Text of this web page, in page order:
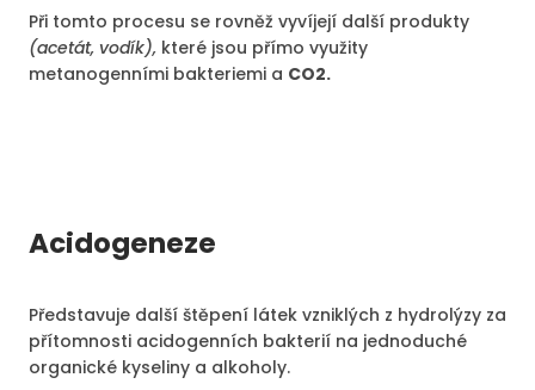
Při tomto procesu se rovněž vyvíjejí další produkty
(acetát, vodík), které jsou přímo využity
metanogenními bakteriemi a CO2.
Acidogeneze
Představuje další štěpení látek vzniklých z hydrolýzy za
přítomnosti acidogenních bakterií na jednoduché
organické kyseliny a alkoholy.